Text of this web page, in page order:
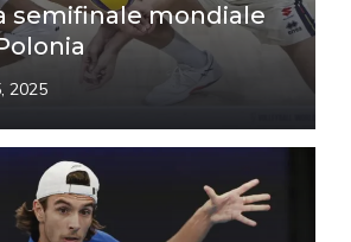
semifinale mondiale
2025